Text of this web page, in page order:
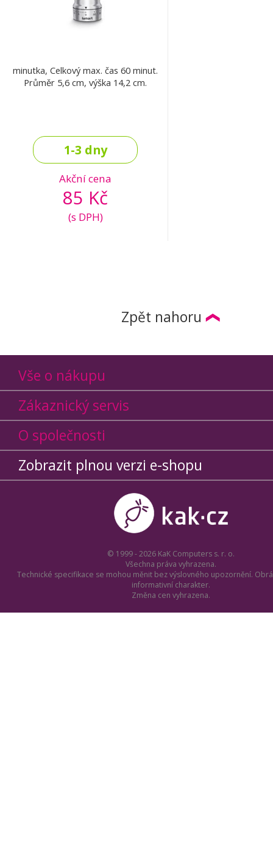
minutka, Celkový max. čas 60 minut.
Průměr 5,6 cm, výška 14,2 cm.
1-3 dny
Akční cena
85 Kč
(s DPH)
Zpět nahoru
Vše o nákupu
Zákaznický servis
O společnosti
Zobrazit plnou verzi e-shopu
© 1999 - 2026 KaK Computers s. r. o.
Všechna práva vyhrazena.
Technické specifikace se mohou měnit bez výslovného upozornění.
informativní charakter.
Změna cen vyhrazena.